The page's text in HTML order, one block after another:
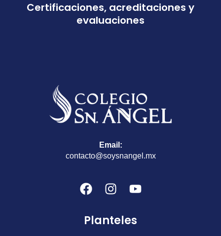
Certificaciones, acreditaciones y
evaluaciones
Email:
contacto@soysnangel.mx
F
a
e
I
n
t
Y
o
t
Planteles